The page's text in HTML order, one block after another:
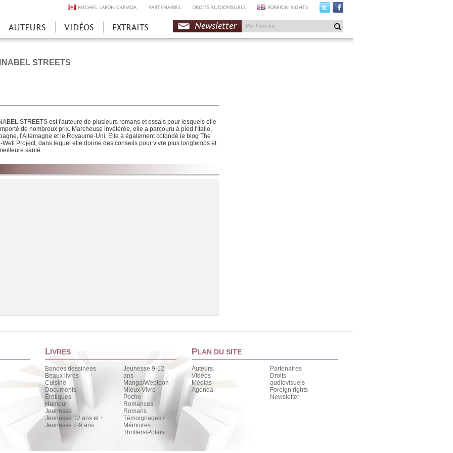
MICHEL LAFON CANADA PARTENAIRES DROITS AUDIOVISUELS FOREIGN RIGHTS
AUTEURS VIDÉOS EXTRAITS Newsletter
STREETS
STREETS est l'auteure de plusieurs romans et essais pour lesquels elle
de nombreux prix. Marcheuse invétérée, elle a parcouru à pied l'Italie,
l'Allemagne et le Royaume-Uni. Elle a également cofondé le blog The
Well Project, dans lequel elle donne des conseils pour vivre plus longtemps et
santé.
Chargement de la liste
LIVRES
Bandes dessinées
Beaux livres
Cuisine
Documents
Érotiques
Humour
Jeunesse
Jeunesse 12 ans et +
Jeunesse 7-9 ans
Jeunesse 9-12
ans
Manga/Webtoon
Mieux Vivre
Poche
Romances
Romans
Témoignages /
Mémoires
Thrillers/Polars
PLAN DU SITE
Auteurs
Vidéos
Médias
Agenda
Partenaires
Droits
audiovisuels
Foreign rights
Newsletter